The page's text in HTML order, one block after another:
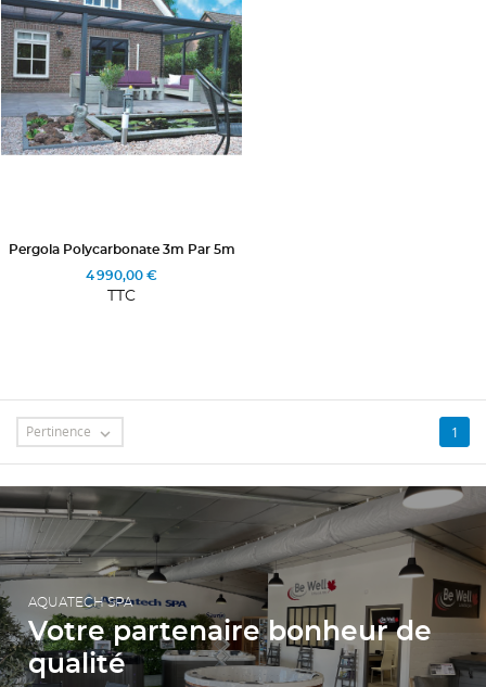
Pergola Polycarbonate 3m Par 5m
4 990,00 €
TTC
Pertinence  1
AQUATECH SPA
Votre partenaire bonheur de
qualité